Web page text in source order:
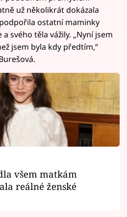
už několikrát dokázala
ostatní maminky
svého těla vážily. „Nyní jsem
jsem byla kdy předtím,“
všem matkám
reálné ženské